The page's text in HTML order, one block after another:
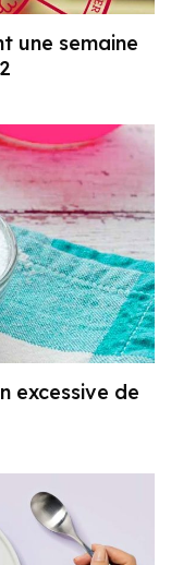
une semaine
excessive de